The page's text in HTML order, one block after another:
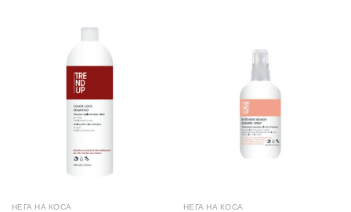
НЕГА НА КОСА НЕГА НА КОСА